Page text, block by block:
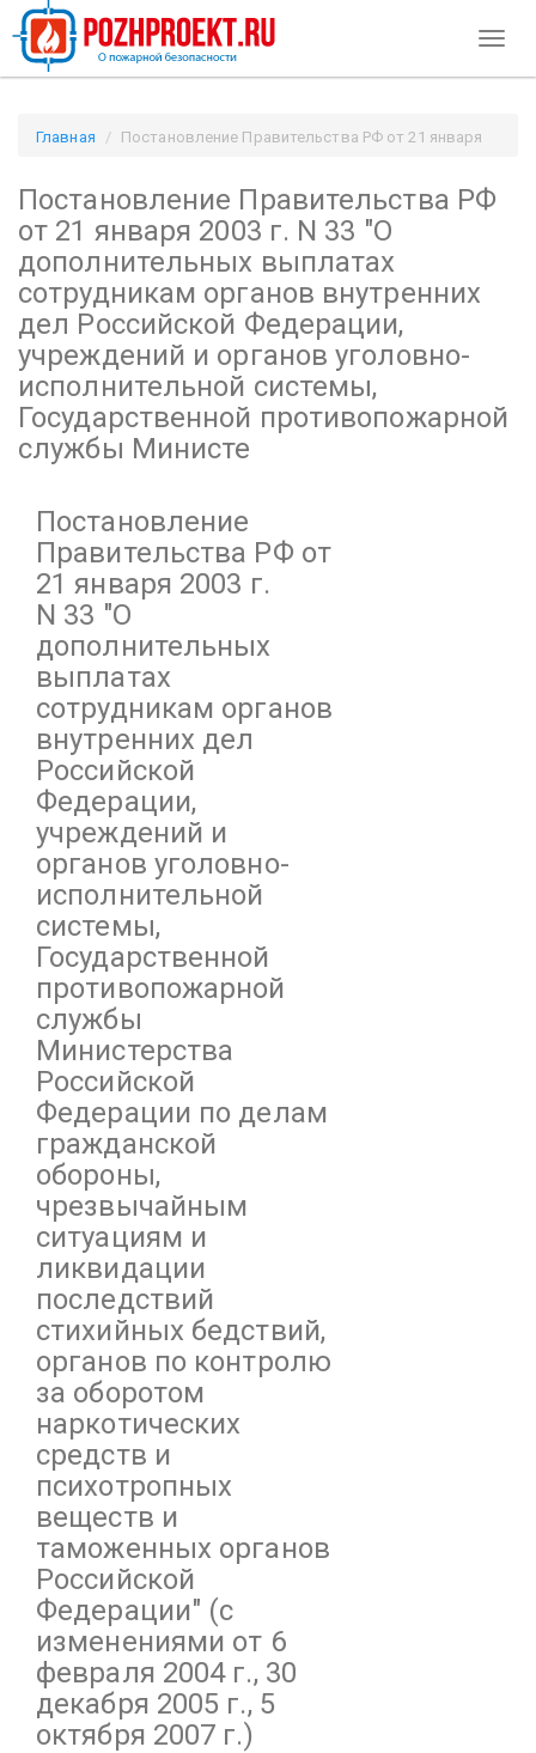
Главная
Постановление Правительства РФ от 21 января
"О дополнительных выплатах сотрудникам органов
внутренних дел Российской Федерации, учреждений и
органов уголовно-исполнительной системы,
Государственной противопожарной службы Министе /
Pozhproekt.ru
Постановление Правительства РФ
от 21 января 2003 г. N 33 "О
дополнительных выплатах
сотрудникам органов внутренних
дел Российской Федерации,
учреждений и органов уголовно-
исполнительной системы,
Государственной противопожарной
службы Министе
Постановление
Правительства РФ от
21 января 2003 г.
N 33 "О
дополнительных
выплатах
сотрудникам органов
внутренних дел
Российской
Федерации,
учреждений и
органов уголовно-
исполнительной
системы,
Государственной
противопожарной
службы
Министерства
Российской
Федерации по делам
гражданской
обороны,
чрезвычайным
ситуациям и
ликвидации
последствий
стихийных бедствий,
органов по контролю
за оборотом
наркотических
средств и
психотропных
веществ и
таможенных органов
Российской
Федерации" (с
изменениями от 6
февраля 2004 г., 30
декабря 2005 г., 5
октября 2007 г.)